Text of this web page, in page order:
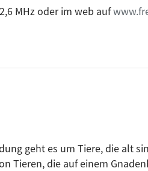
MHz oder im web auf
geht es um Tiere, die alt
Tieren, die auf einem